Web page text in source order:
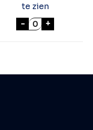
aantal
te zien
- BAVARIA 0,0%
+